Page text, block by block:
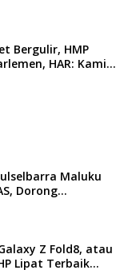
Bergulir, HMP
HAR: Kami
Maluku
Dorong
Z Fold8, atau
Lipat Terbaik